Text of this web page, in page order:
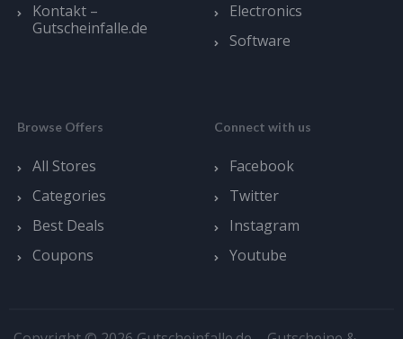
Kontakt –
Gutscheinfalle.de
Electronics
Software
Browse Offers
All Stores
Categories
Best Deals
Coupons
Connect with us
Facebook
Twitter
Instagram
Youtube